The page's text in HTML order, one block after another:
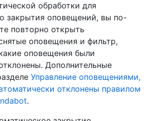
обработки для
закрытия оповещений, вы по-
повторно открыть
оповещения и фильтр,
оповещения были
Дополнительные
Управление оповещениями,
отклонены правилом
.